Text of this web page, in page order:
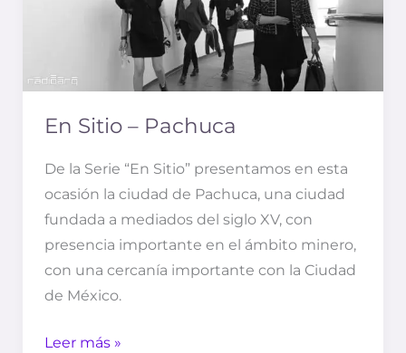
En Sitio – Pachuca
De la Serie “En Sitio” presentamos en esta
ocasión la ciudad de Pachuca, una ciudad
fundada a mediados del siglo XV, con
presencia importante en el ámbito minero,
con una cercanía importante con la Ciudad
de México.
Leer más »